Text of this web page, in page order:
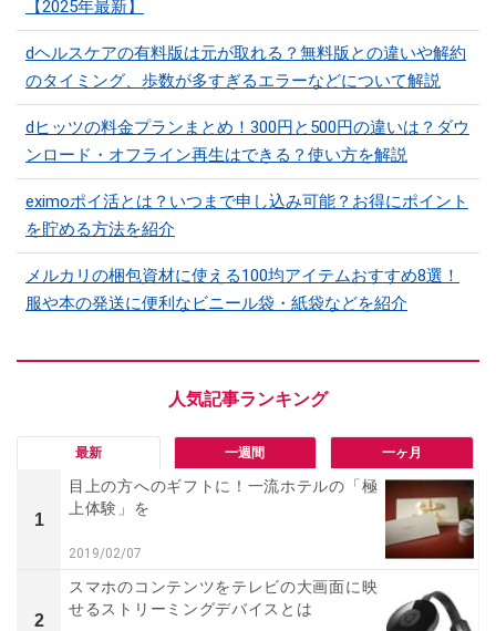
【2025年最新】
dヘルスケアの有料版は元が取れる？無料版との違いや解約
のタイミング、歩数が多すぎるエラーなどについて解説
dヒッツの料金プランまとめ！300円と500円の違いは？ダウ
ンロード・オフライン再生はできる？使い方を解説
eximoポイ活とは？いつまで申し込み可能？お得にポイント
を貯める方法を紹介
メルカリの梱包資材に使える100均アイテムおすすめ8選！
服や本の発送に便利なビニール袋・紙袋などを紹介
最新 一週間 一ヶ月
1
目上の方へのギフトに！一流ホテルの「極
上体験」を
2019/02/07
2
スマホのコンテンツをテレビの大画面に映
せるストリーミングデバイスとは